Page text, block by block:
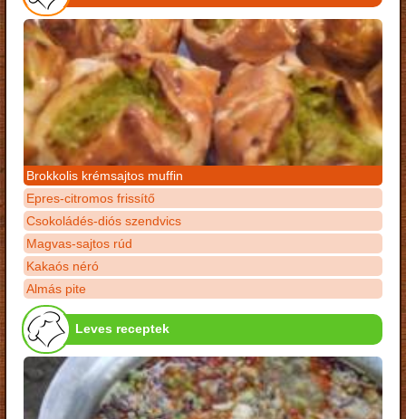
Brokkolis krémsajtos muffin
Epres-citromos frissítő
Csokoládés-diós szendvics
Magvas-sajtos rúd
Kakaós néró
Almás pite
Leves receptek